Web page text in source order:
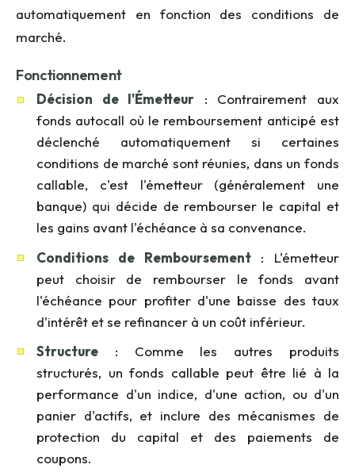
automatiquement en fonction des conditions de
marché.
Fonctionnement
Décision de l'Émetteur
: Contrairement aux
fonds autocall où le remboursement anticipé est
déclenché automatiquement si certaines
conditions de marché sont réunies, dans un fonds
callable, c'est l'émetteur (généralement une
banque) qui décide de rembourser le capital et
les gains avant l'échéance à sa convenance.
Conditions de Remboursement
: L'émetteur
peut choisir de rembourser le fonds avant
l'échéance pour profiter d'une baisse des taux
d'intérêt et se refinancer à un coût inférieur.
Structure
: Comme les autres produits
structurés, un fonds callable peut être lié à la
performance d'un indice, d'une action, ou d'un
panier d'actifs, et inclure des mécanismes de
protection du capital et des paiements de
coupons.